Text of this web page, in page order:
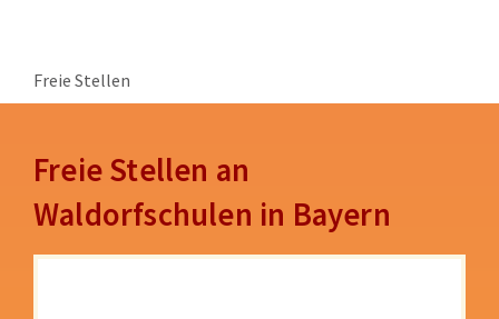
Freie Stellen
Freie Stellen an
Waldorfschulen in Bayern